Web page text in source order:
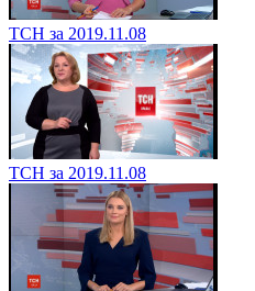
ТСН за 2019.11.08
ТСН за 2019.11.08